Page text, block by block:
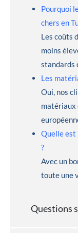
Pourquoi
chers en
Les coûts
moins
standards
Les
Oui, nos
matériaux
Quelle est
?
Avec un
toute une
Questions